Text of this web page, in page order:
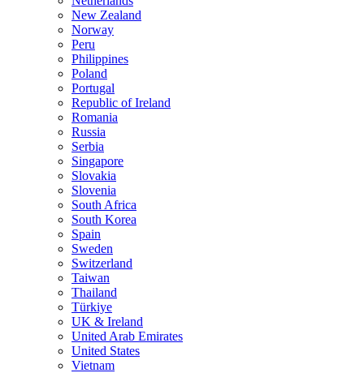
New Zealand
Norway
Peru
Philippines
Poland
Portugal
Republic of Ireland
Romania
Russia
Serbia
Singapore
Slovakia
Slovenia
South Africa
South Korea
Spain
Sweden
Switzerland
Taiwan
Thailand
Türkiye
UK & Ireland
United Arab Emirates
United States
Vietnam